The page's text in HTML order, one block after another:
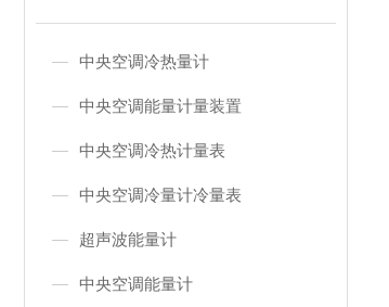
中央空调冷热量计
中央空调能量计量装置
中央空调冷热计量表
中央空调冷量计冷量表
超声波能量计
中央空调能量计